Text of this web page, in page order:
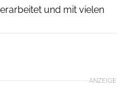
und mit vielen
ANZEIGE